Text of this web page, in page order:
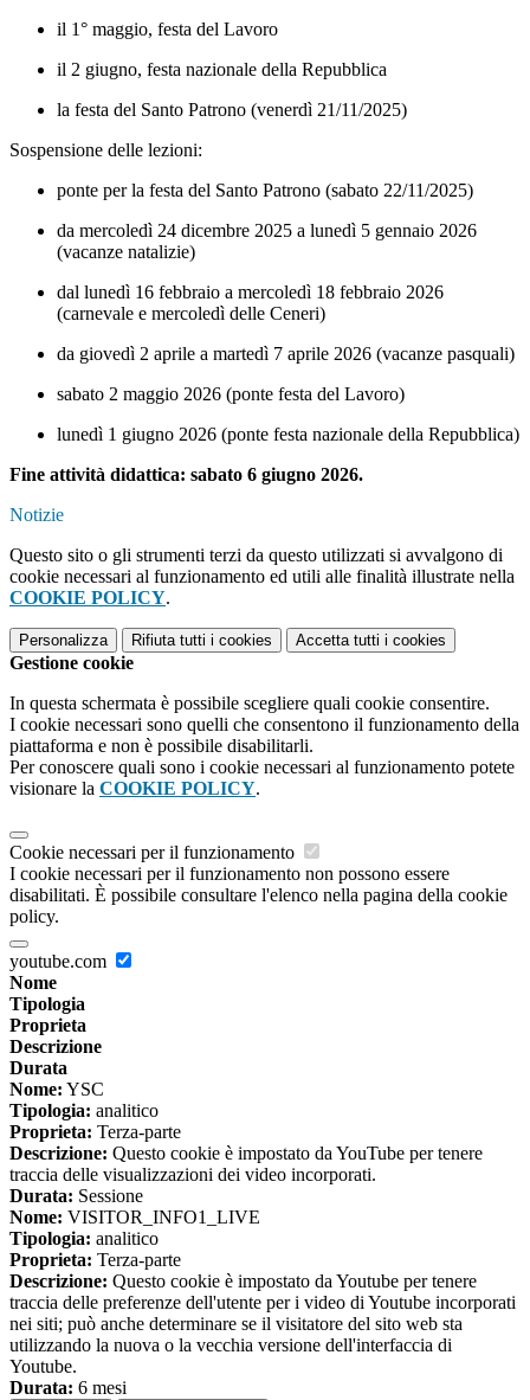
il 1° maggio, festa del Lavoro
il 2 giugno, festa nazionale della Repubblica
la festa del Santo Patrono (venerdì 21/11/2025)
Sospensione delle lezioni:
ponte per la festa del Santo Patrono (sabato 22/11/2025)
da mercoledì 24 dicembre 2025 a lunedì 5 gennaio 2026
(vacanze natalizie)
dal lunedì 16 febbraio a mercoledì 18 febbraio 2026
(carnevale e mercoledì delle Ceneri)
da giovedì 2 aprile a martedì 7 aprile 2026 (vacanze pasquali)
sabato 2 maggio 2026 (ponte festa del Lavoro)
lunedì 1 giugno 2026 (ponte festa nazionale della Repubblica)
Fine attività didattica: sabato 6 giugno 2026.
Notizie
Questo sito o gli strumenti terzi da questo utilizzati si avvalgono di
cookie necessari al funzionamento ed utili alle finalità illustrate nella
COOKIE POLICY.
Personalizza Rifiuta tutti i cookies Accetta tutti i cookies
Gestione cookie
In questa schermata è possibile scegliere quali cookie consentire.
I cookie necessari sono quelli che consentono il funzionamento della
piattaforma e non è possibile disabilitarli.
Per conoscere quali sono i cookie necessari al funzionamento potete
visionare la COOKIE POLICY.
Cookie necessari per il funzionamento
I cookie necessari per il funzionamento non possono essere
disabilitati. È possibile consultare l'elenco nella pagina della cookie
policy.
youtube.com
Nome
Tipologia
Proprieta
Descrizione
Durata
Nome: YSC
Tipologia: analitico
Proprieta: Terza-parte
Descrizione: Questo cookie è impostato da YouTube per tenere
traccia delle visualizzazioni dei video incorporati.
Durata: Sessione
Nome: VISITOR_INFO1_LIVE
Tipologia: analitico
Proprieta: Terza-parte
Descrizione: Questo cookie è impostato da Youtube per tenere
traccia delle preferenze dell'utente per i video di Youtube incorporati
nei siti; può anche determinare se il visitatore del sito web sta
utilizzando la nuova o la vecchia versione dell'interfaccia di
Youtube.
Durata: 6 mesi